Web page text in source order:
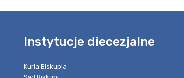
Instytucje diecezjalne
Kuria Biskupia